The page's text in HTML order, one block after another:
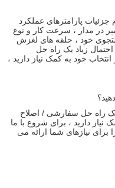
پارامترهای عملکرد
در مدار ، سرعت کار و نوع
خود ، حلقه های لغزش
زیاد یک راه حل
خود به کمک نیاز دارید ،
یک راه حل سفارشی / اصلاح
نیاز دارید ، برای شروع با ما
نیازهای شما ارائه می